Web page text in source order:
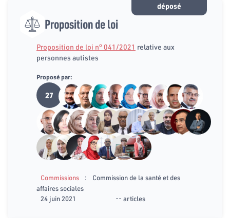
déposé
Proposition de loi
Proposition de loi n° 041/2021 relative aux
personnes autistes
Proposé par:
27
Commissions :
Commission de la santé et des
affaires sociales
24 juin 2021
-- articles